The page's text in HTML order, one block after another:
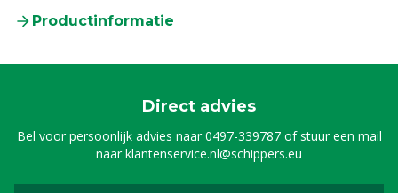
Productinformatie
Direct advies
Bel voor persoonlijk advies naar0497-339787of stuur een mail
naarklantenservice.nl@schippers.eu